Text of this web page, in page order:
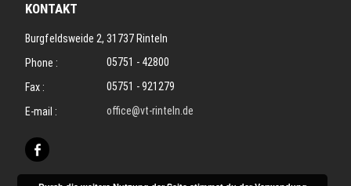
KONTAKT
Burgfeldsweide 2, 31737 Rinteln
Phone :
05751 - 42800
Fax :
05751 - 921279
E-mail :
office@vt-rinteln.de